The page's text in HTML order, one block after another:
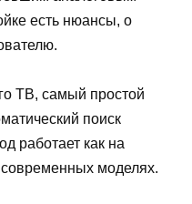
есть нюансы, о
ТВ, самый простой
поиск
работает как на
современных моделях.